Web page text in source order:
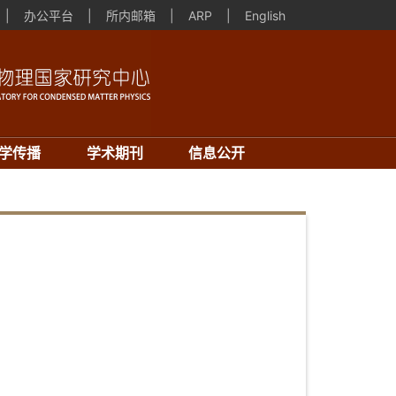
办公平台 所内邮箱 ARP English
传播 学术期刊 信息公开